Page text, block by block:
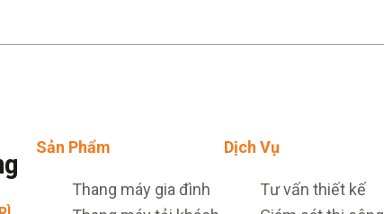
Sản Phẩm
Thang máy gia đình
Dịch Vụ
Tư vấn thiết kế